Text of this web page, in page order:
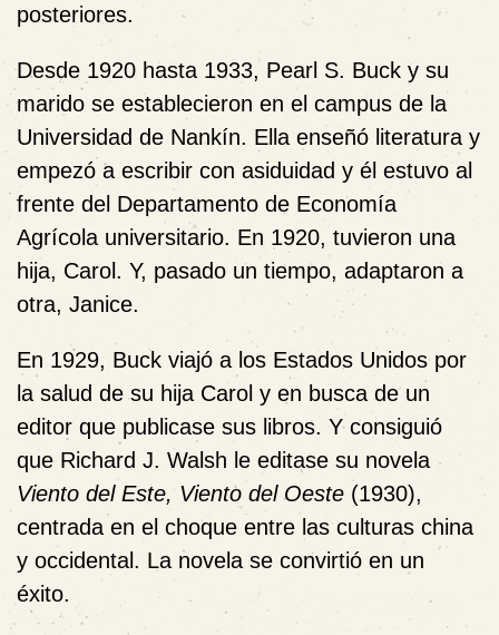
posteriores.
Desde 1920 hasta 1933, Pearl S. Buck y su
marido se establecieron en el campus de la
Universidad de Nankín. Ella enseñó literatura y
empezó a escribir con asiduidad y él estuvo al
frente del Departamento de Economía
Agrícola universitario. En 1920, tuvieron una
hija, Carol. Y, pasado un tiempo, adaptaron a
otra, Janice.
En 1929, Buck viajó a los Estados Unidos por
la salud de su hija Carol y en busca de un
editor que publicase sus libros. Y consiguió
que Richard J. Walsh le editase su novela
Viento del Este, Viento del Oeste (1930),
centrada en el choque entre las culturas china
y occidental. La novela se convirtió en un
éxito.